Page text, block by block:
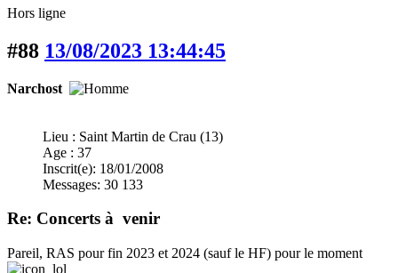
Hors ligne
#88 13/08/2023 13:44:45
Narchost
Lieu : Saint Martin de Crau (13)
Age : 37
Inscrit(e): 18/01/2008
Messages: 30 133
Re: Concerts à venir
Pareil, RAS pour fin 2023 et 2024 (sauf le HF) pour le moment